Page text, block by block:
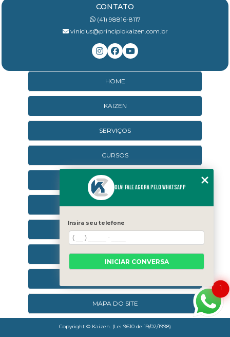
CONTATO
(41) 98816-8117
vinicius@principiokaizen.com.br
HOME
KAIZEN
SERVIÇOS
CURSOS
CURSOS ONLINE
CONTATO
CATEGORIAS
MAPA DO SITE
Copyright © Kaizen. (Lei 9610 de 19/02/1998)
1
Olá! Fale agora pelo WhatsApp
Insira seu telefone
INICIAR CONVERSA